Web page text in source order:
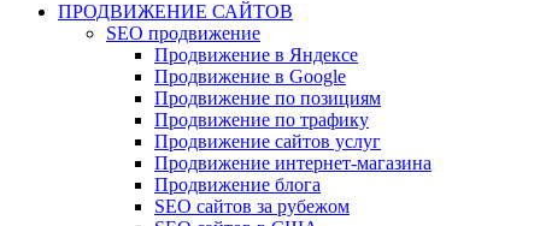
ПРОДВИЖЕНИЕ САЙТОВ
SEO продвижение
Продвижение в Яндексе
Продвижение в Google
Продвижение по позициям
Продвижение по трафику
Продвижение сайтов услуг
Продвижение интернет-магазина
Продвижение блога
SEO сайтов за рубежом